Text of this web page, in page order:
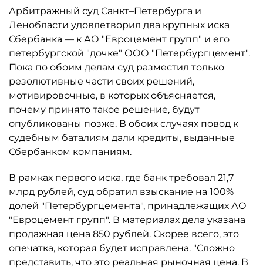
Арбитражный суд Санкт–Петербурга и
Ленобласти удовлетворил два крупных иска
Сбербанка — к АО "Евроцемент групп" и его
петербургской "дочке" ООО "Петербургцемент".
Пока по обоим делам суд разместил только
резолютивные части своих решений,
мотивировочные, в которых объясняется,
почему принято такое решение, будут
опубликованы позже. В обоих случаях повод к
судебным баталиям дали кредиты, выданные
Сбербанком компаниям.
В рамках первого иска, где банк требовал 21,7
млрд рублей, суд обратил взыскание на 100%
долей "Петербургцемента", принадлежащих АО
"Евроцемент групп". В материалах дела указана
продажная цена 850 рублей. Скорее всего, это
опечатка, которая будет исправлена. "Сложно
представить, что это реальная рыночная цена. В